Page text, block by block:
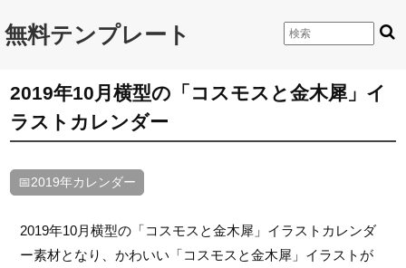
無料テンプレート
2019年10月横型の「コスモスと金木犀」イ
ラストカレンダー
📅2019年カレンダー
2019年10月横型の「コスモスと金木犀」イラストカレンダ
ー素材となり、かわいい「コスモスと金木犀」イラストが